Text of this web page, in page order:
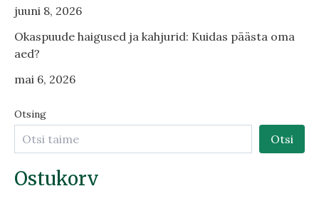
juuni 8, 2026
Okaspuude haigused ja kahjurid: Kuidas päästa oma
aed?
mai 6, 2026
Otsing
Otsi
Ostukorv